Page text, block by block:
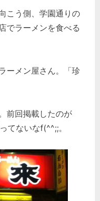
こう側、学園通りの
でラーメンを食べる
ーメン屋さん。「珍
前回掲載したのが
てないなf(^^;;。